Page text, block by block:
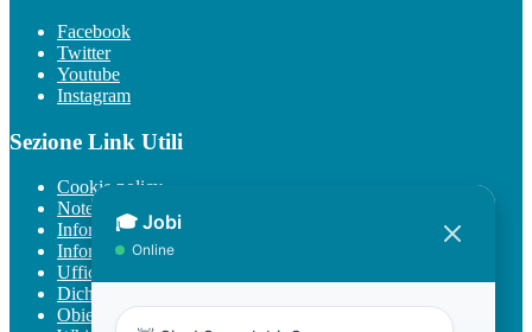
Facebook
Twitter
Youtube
Instagram
Sezione Link Utili
Cookie policy
Note legali
Informativa Privacy
Informativa Privacy chatbot Jobi
Ufficio Relazioni con il Pubblico
Dichiarazione di accessibilità
Obiettivi di accessibilità